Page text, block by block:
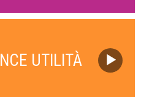
UTILITÀ